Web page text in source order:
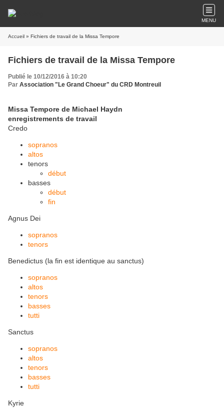
MENU
Accueil » Fichiers de travail de la Missa Tempore
Fichiers de travail de la Missa Tempore
Publié le 10/12/2016 à 10:20
Par Association "Le Grand Choeur" du CRD Montreuil
Missa Tempore de Michael Haydn
enregistrements de travail
Credo
sopranos
altos
tenors
début
basses
début
fin
Agnus Dei
sopranos
tenors
Benedictus (la fin est identique au sanctus)
sopranos
altos
tenors
basses
tutti
Sanctus
sopranos
altos
tenors
basses
tutti
Kyrie